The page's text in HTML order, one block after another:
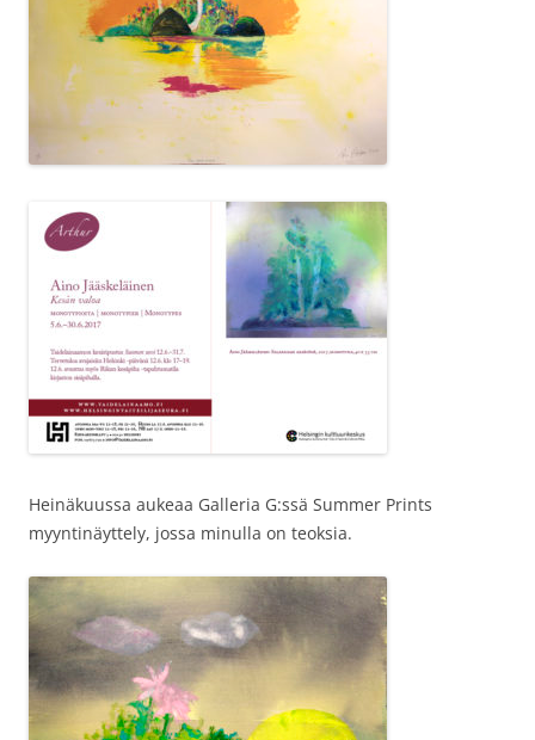
Heinäkuussa aukeaa Galleria G:ssä Summer Prints
myyntinäyttely, jossa minulla on teoksia.